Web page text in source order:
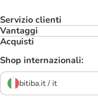
Servizio clienti
Vantaggi
Acquisti
Shop internazionali:
bitiba.it / it